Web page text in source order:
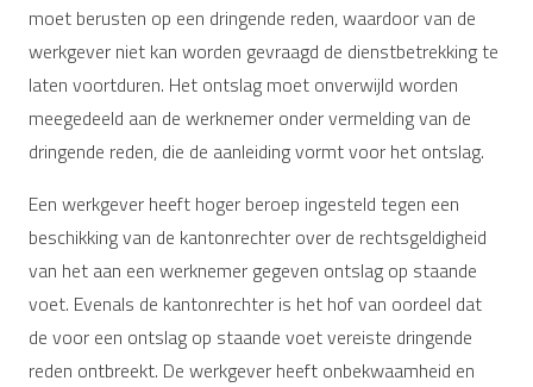
moet berusten op een dringende reden, waardoor van de
werkgever niet kan worden gevraagd de dienstbetrekking te
laten voortduren. Het ontslag moet onverwijld worden
meegedeeld aan de werknemer onder vermelding van de
dringende reden, die de aanleiding vormt voor het ontslag.
Een werkgever heeft hoger beroep ingesteld tegen een
beschikking van de kantonrechter over de rechtsgeldigheid
van het aan een werknemer gegeven ontslag op staande
voet. Evenals de kantonrechter is het hof van oordeel dat
de voor een ontslag op staande voet vereiste dringende
reden ontbreekt. De werkgever heeft onbekwaamheid en